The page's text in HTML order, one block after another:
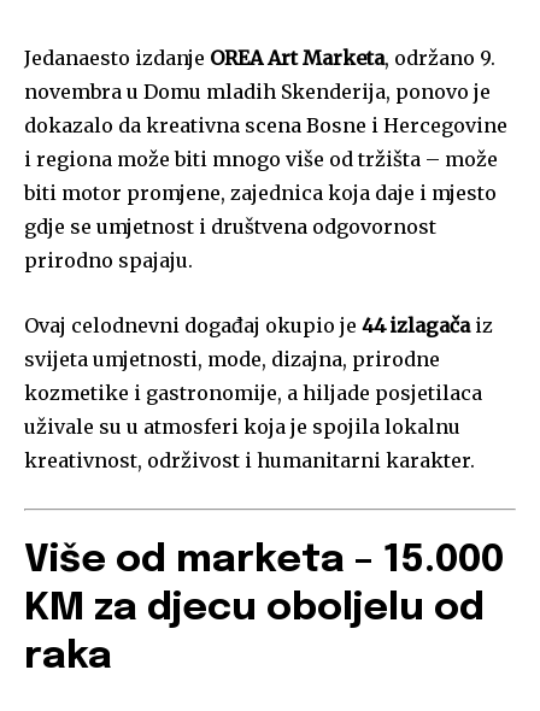
Jedanaesto izdanje OREA Art Marketa, održano 9.
novembra u Domu mladih Skenderija, ponovo je
dokazalo da kreativna scena Bosne i Hercegovine
i regiona može biti mnogo više od tržišta – može
biti motor promjene, zajednica koja daje i mjesto
gdje se umjetnost i društvena odgovornost
prirodno spajaju.
Ovaj celodnevni događaj okupio je 44 izlagačaiz
svijeta umjetnosti, mode, dizajna, prirodne
kozmetike i gastronomije, a hiljade posjetilaca
uživale su u atmosferi koja je spojila lokalnu
kreativnost, održivost i humanitarni karakter.
Više od marketa – 15.000
KM za djecu oboljelu od
raka